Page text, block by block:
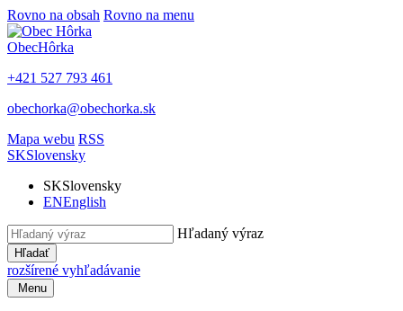
Rovno na obsah Rovno na menu
ObecHôrka
+421 527 793 461
obechorka@obechorka.sk
Mapa webu RSS
SKSlovensky
SKSlovensky
ENEnglish
Hľadaný výraz
Hľadať
rozšírené vyhľadávanie
Menu